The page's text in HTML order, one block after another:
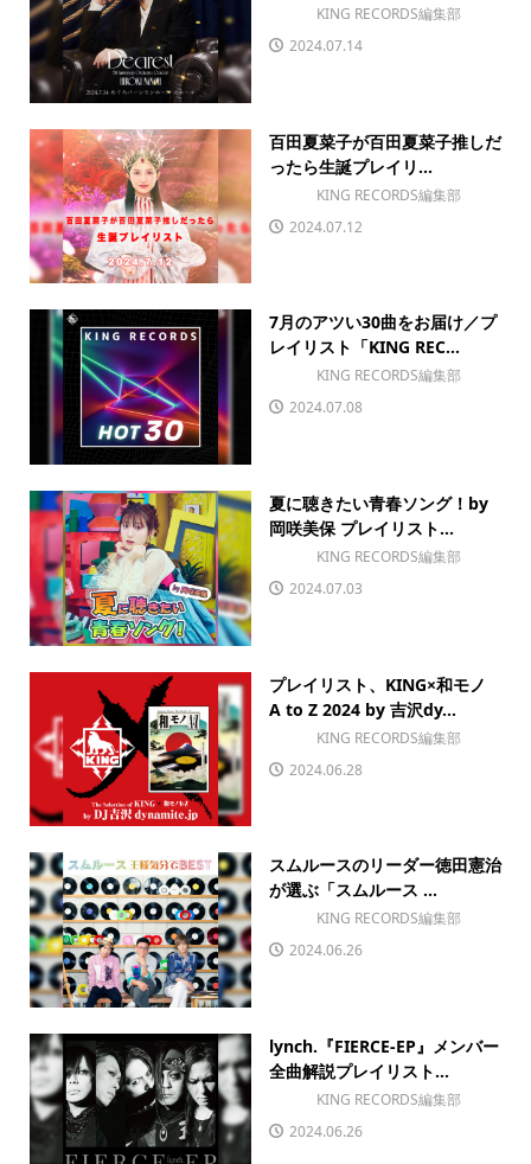
KING RECORDS編集部
2024.07.14
百田夏菜子が百田夏菜子推しだ
ったら生誕プレイリ...
KING RECORDS編集部
2024.07.12
7月のアツい30曲をお届け／プ
レイリスト「KING REC...
KING RECORDS編集部
2024.07.08
夏に聴きたい青春ソング！by
岡咲美保 プレイリスト...
KING RECORDS編集部
2024.07.03
プレイリスト、KING×和モノ
A to Z 2024 by 吉沢dy...
KING RECORDS編集部
2024.06.28
スムルースのリーダー徳田憲治
が選ぶ「スムルース ...
KING RECORDS編集部
2024.06.26
lynch.『FIERCE-EP』メンバー
全曲解説プレイリスト...
KING RECORDS編集部
2024.06.26